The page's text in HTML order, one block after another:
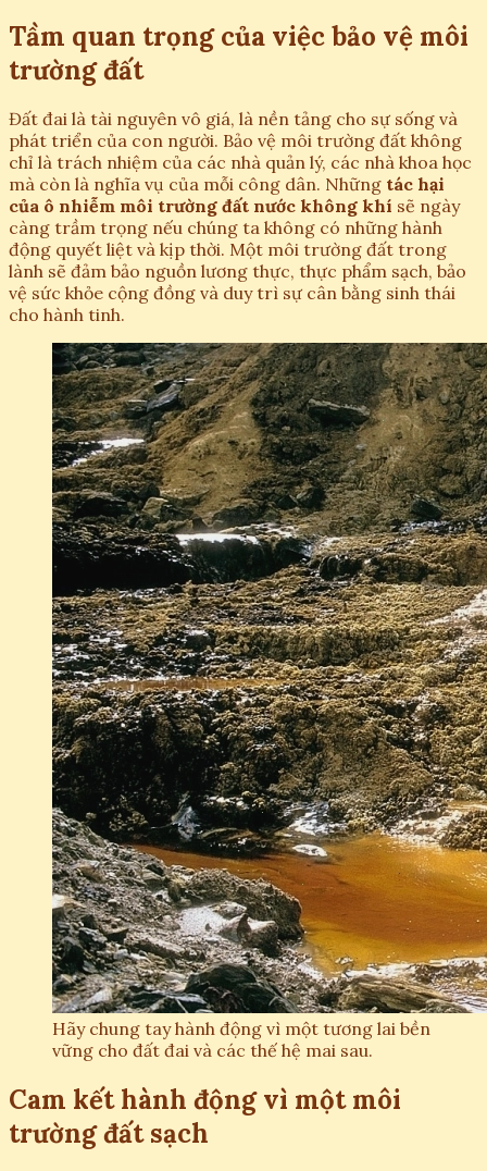
Tầm quan trọng của việc bảo vệ môi
trường đất
Đất đai là tài nguyên vô giá, là nền tảng cho sự sống và
phát triển của con người. Bảo vệ môi trường đất không
chỉ là trách nhiệm của các nhà quản lý, các nhà khoa học
mà còn là nghĩa vụ của mỗi công dân. Những tác hại
của ô nhiễm môi trường đất nước không khí sẽ ngày
càng trầm trọng nếu chúng ta không có những hành
động quyết liệt và kịp thời. Một môi trường đất trong
lành sẽ đảm bảo nguồn lương thực, thực phẩm sạch, bảo
vệ sức khỏe cộng đồng và duy trì sự cân bằng sinh thái
cho hành tinh.
Hãy chung tay hành động vì một tương lai bền
vững cho đất đai và các thế hệ mai sau.
Cam kết hành động vì một môi
trường đất sạch